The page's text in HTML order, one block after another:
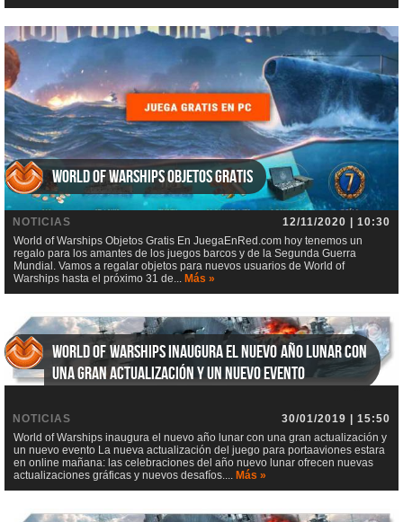
World of Warships Objetos Gratis
NOTICIAS
12/11/2020 | 10:30
World of Warships Objetos Gratis En JuegaEnRed.com hoy tenemos un
regalo para los amantes de los juegos barcos y de la Segunda Guerra
Mundial. Vamos a regalar objetos para nuevos usuarios de World of
Warships hasta el próximo 31 de... Más »
World of Warships inaugura el nuevo año lunar con
una gran actualización y un nuevo evento
NOTICIAS
30/01/2019 | 15:50
World of Warships inaugura el nuevo año lunar con una gran actualización y
un nuevo evento La nueva actualización del juego para portaaviones estara
en online mañana: las celebraciones del año nuevo lunar ofrecen nuevas
actualizaciones gráficas y nuevos desafíos.... Más »